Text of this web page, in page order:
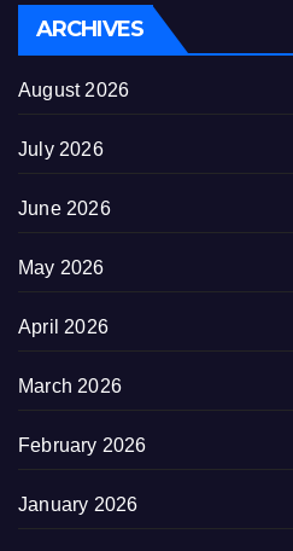
ARCHIVES
August 2026
July 2026
June 2026
May 2026
April 2026
March 2026
February 2026
January 2026